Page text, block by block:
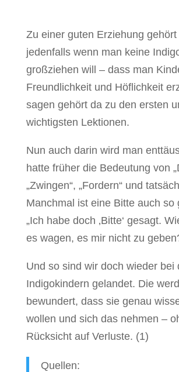
Zu einer guten Erziehung gehört
jedenfalls wenn man keine
großziehen will – dass man
Freundlichkeit und Höflichkeit
sagen gehört da zu den ersten
wichtigsten Lektionen.
Nun auch darin wird man
hatte früher die Bedeutung von
„Zwingen“, „Fordern“ und
Manchmal ist eine Bitte auch so
„Ich habe doch ‚Bitte‘ gesagt.
es wagen, es mir nicht zu
Und so sind wir doch wieder bei
Indigokindern gelandet. Die
bewundert, dass sie genau
wollen und sich das nehmen –
Rücksicht auf Verluste. (1)
Quellen: